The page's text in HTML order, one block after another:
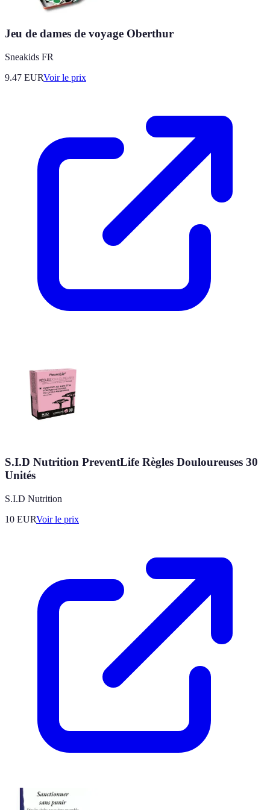
Jeu de dames de voyage Oberthur
Sneakids FR
9.47 EURVoir le prix
S.I.D Nutrition PreventLife Règles Douloureuses 30
Unités
S.I.D Nutrition
10 EURVoir le prix